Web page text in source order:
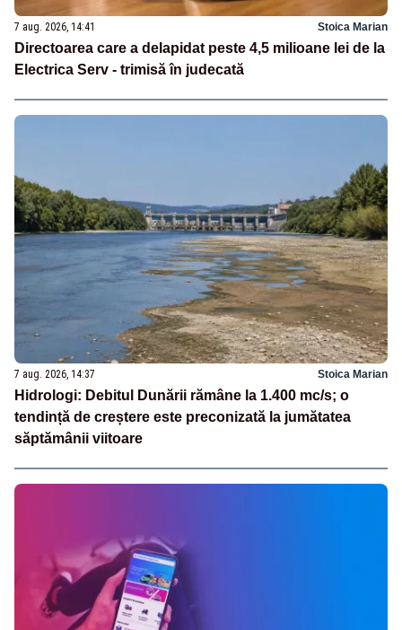
7 aug. 2026, 14:41 Stoica Marian
Directoarea care a delapidat peste 4,5 milioane lei de la
Electrica Serv - trimisă în judecată
7 aug. 2026, 14:37 Stoica Marian
Hidrologi: Debitul Dunării rămâne la 1.400 mc/s; o
tendință de creștere este preconizată la jumătatea
săptămânii viitoare